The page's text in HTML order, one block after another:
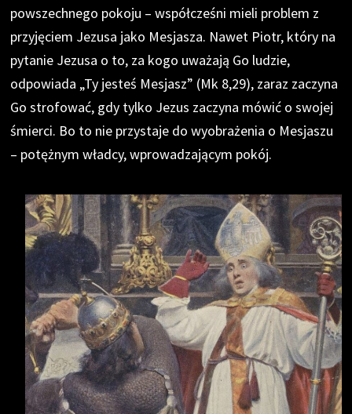
powszechnego pokoju – współcześni mieli problem z
przyjęciem Jezusa jako Mesjasza. Nawet Piotr, który na
pytanie Jezusa o to, za kogo uważają Go ludzie,
odpowiada „Ty jesteś Mesjasz” (Mk 8,29), zaraz zaczyna
Go strofować, gdy tylko Jezus zaczyna mówić o swojej
śmierci. Bo to nie przystaje do wyobrażenia o Mesjaszu
– potężnym władcy, wprowadzającym pokój.